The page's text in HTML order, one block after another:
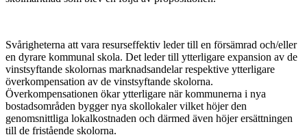
Svårigheterna att vara resurseffektiv leder till en försämrad och/eller
en dyrare kommunal skola. Det leder till ytterligare expansion av de
vinstsyftande skolornas marknadsandelar respektive ytterligare
överkompensation av de vinstsyftande skolorna.
Överkompensationen ökar ytterligare när kommunerna i nya
bostadsområden bygger nya skollokaler vilket höjer den
genomsnittliga lokalkostnaden och därmed även höjer ersättningen
till de fristående skolorna.